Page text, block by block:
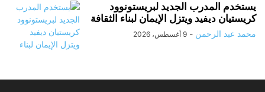
يستخدم المدرب الجديد لبريستونوود
كريستيان ديفيد ويتزل الإيمان لبناء الثقافة
محمد عبد الرحمن - 9 أغسطس، 2026